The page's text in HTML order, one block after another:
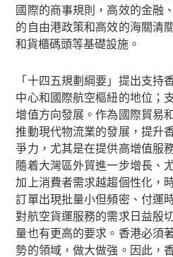
國際的商事規則，高效的金融
的自由港政策和高效的海關清
和貨櫃碼頭等基礎設施。
「十四五規劃綱要」提出支持
中心和國際航空樞紐的地位；
增值方向發展。作為國際貿易
推動現代物流業的發展，提升
爭力，尤其是在提供高增值服
隨着大灣區外貿進一步增長、
加上消費者需求越趨個性化，
訂單出現批量小但頻密、付運
對航空貨運服務的需求日益殷
量也有更高的要求。香港必須
勢的領域，做大做強。因此，